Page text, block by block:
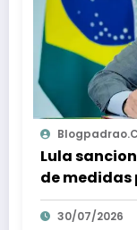
Lula
de medidas
mulheres –
30/07/2026